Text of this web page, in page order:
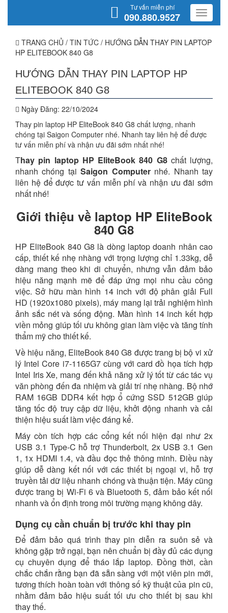
Tư vấn miễn phí
090.880.9527
TRANG CHỦ / TIN TỨC / HƯỚNG DẪN THAY PIN LAPTOP
HP ELITEBOOK 840 G8
HƯỚNG DẪN THAY PIN LAPTOP HP
ELITEBOOK 840 G8
Ngày Đăng: 22/10/2024
Thay pin laptop HP EliteBook 840 G8 chất lượng, nhanh
chóng tại Saigon Computer nhé. Nhanh tay liên hệ để được
tư vấn miễn phí và nhận ưu đãi sớm nhất nhé!
Thay pin laptop HP EliteBook 840 G8 chất lượng,
nhanh chóng tạiSaigon Computer nhé. Nhanh tay
liên hệ để được tư vấn miễn phí và nhận ưu đãi sớm
nhất nhé!
Giới thiệu về laptop HP EliteBook
840 G8
HP EliteBook 840 G8 là dòng laptop doanh nhân cao
cấp, thiết kế nhẹ nhàng với trọng lượng chỉ 1.33kg, dễ
dàng mang theo khi di chuyển, nhưng vẫn đảm bảo
hiệu năng mạnh mẽ để đáp ứng mọi nhu cầu công
việc. Sở hữu màn hình 14 inch với độ phân giải Full
HD (1920x1080 pixels), máy mang lại trải nghiệm hình
ảnh sắc nét và sống động. Màn hình 14 inch kết hợp
viền mỏng giúp tối ưu không gian làm việc và tăng tính
thẩm mỹ cho thiết kế.
Về hiệu năng, EliteBook 840 G8 được trang bị bộ vi xử
lý Intel Core i7-1165G7 cùng với card đồ họa tích hợp
Intel Iris Xe, mang đến khả năng xử lý tốt từ các tác vụ
văn phòng đến đa nhiệm và giải trí nhẹ nhàng. Bộ nhớ
RAM 16GB DDR4 kết hợp ổ cứng SSD 512GB giúp
tăng tốc độ truy cập dữ liệu, khởi động nhanh và cải
thiện hiệu suất làm việc đáng kể.
Máy còn tích hợp các cổng kết nối hiện đại như 2x
USB 3.1 Type-C hỗ trợ Thunderbolt, 2x USB 3.1 Gen
1, 1x HDMI 1.4, và đầu đọc thẻ thông minh. Điều này
giúp dễ dàng kết nối với các thiết bị ngoại vi, hỗ trợ
truyền tải dữ liệu nhanh chóng và thuận tiện. Máy cũng
được trang bị Wi-Fi 6 và Bluetooth 5, đảm bảo kết nối
nhanh và ổn định trong môi trường mạng không dây.
Dụng cụ cần chuẩn bị trước khi thay pin
Để đảm bảo quá trình thay pin diễn ra suôn sẻ và
không gặp trở ngại, bạn nên chuẩn bị đầy đủ các dụng
cụ chuyên dụng để tháo lắp laptop. Đồng thời, cần
chắc chắn rằng bạn đã sẵn sàng với một viên pin mới,
tương thích hoàn toàn với thông số kỹ thuật của pin cũ,
nhằm đảm bảo hiệu suất tối ưu cho thiết bị sau khi
thay thế.